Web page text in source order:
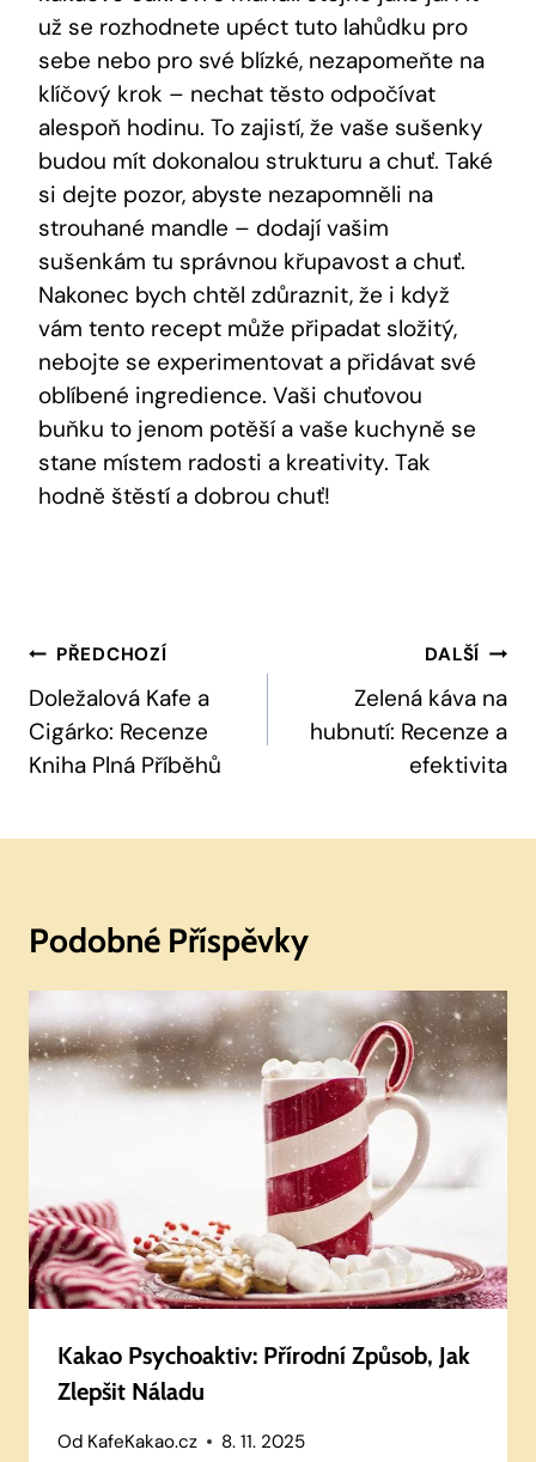
už se rozhodnete⁤ upéct tuto lahůdku pro
sebe nebo pro​ své blízké, nezapomeňte na
klíčový krok – ⁢nechat ​těsto odpočívat
alespoň hodinu. To zajistí, že vaše‍ sušenky
budou mít dokonalou strukturu a chuť. ⁤Také
si dejte⁣ pozor, ​abyste⁢ nezapomněli na
strouhané mandle – dodají vašim
sušenkám​ tu správnou křupavost ⁢a chuť.
⁤Nakonec bych chtěl zdůraznit,⁤ že i když
vám tento recept může připadat složitý,
nebojte se ​experimentovat ⁢a přidávat své
‍oblíbené ingredience. Vaši chuťovou
buňku⁤ to jenom potěší a vaše⁣ kuchyně se
stane místem‍ radosti ⁣a kreativity. Tak
hodně štěstí‌ a dobrou chuť!
Navigace
Pro
Příspěvek
PŘEDCHOZÍ
Doležalová Kafe a
Cigárko: Recenze
Kniha Plná Příběhů
DALŠÍ
Zelená káva na
hubnutí: Recenze a
efektivita
Podobné Příspěvky
Kakao Psychoaktiv: Přírodní Způsob, Jak
Zlepšit Náladu
Od KafeKakao.cz 8. 11. 2025